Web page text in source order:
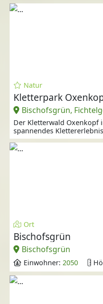
Natur
Kletterpark
Bischofsgrün,
Der Kletterwald Oxenkopf
spannendes
Ort
Bischofsgrün
Bischofsgrün
Einwohner: 2050